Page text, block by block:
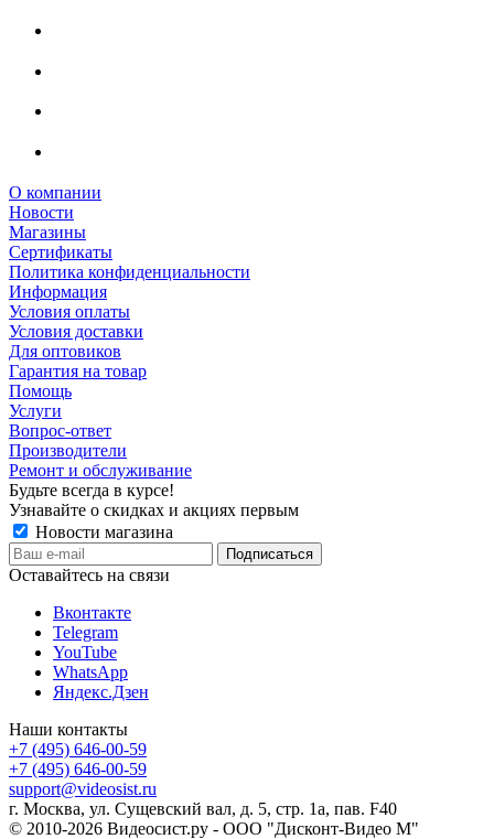
О компании
Новости
Магазины
Сертификаты
Политика конфиденциальности
Информация
Условия оплаты
Условия доставки
Для оптовиков
Гарантия на товар
Помощь
Услуги
Вопрос-ответ
Производители
Ремонт и обслуживание
Будьте всегда в курсе!
Узнавайте о скидках и акциях первым
Новости магазина
Оставайтесь на связи
Вконтакте
Telegram
YouTube
WhatsApp
Яндекс.Дзен
Наши контакты
+7 (495) 646-00-59
+7 (495) 646-00-59
support@videosist.ru
г. Москва, ул. Сущевский вал, д. 5, стр. 1а, пав. F40
© 2010-2026 Видеосист.ру - ООО "Дисконт-Видео М"